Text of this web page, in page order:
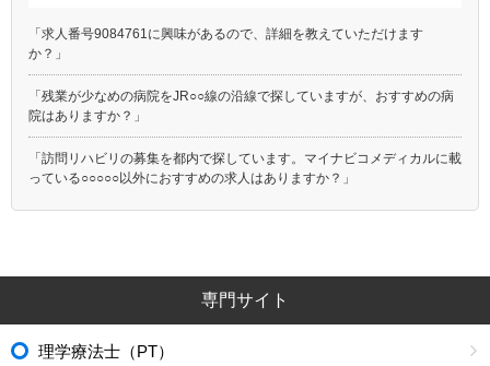
「求人番号9084761に興味があるので、詳細を教えていただけます
か？」
「残業が少なめの病院をJR○○線の沿線で探していますが、おすすめの病
院はありますか？」
「訪問リハビリの募集を都内で探しています。マイナビコメディカルに載
っている○○○○○以外におすすめの求人はありますか？」
専門サイト
理学療法士（PT）